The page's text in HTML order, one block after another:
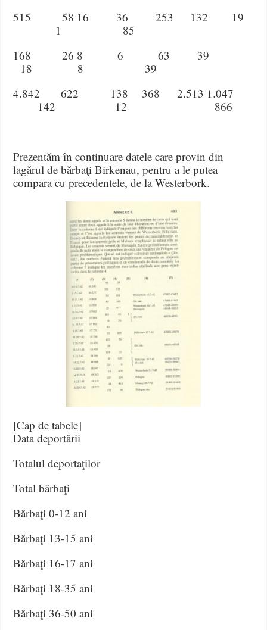
515 58 16 36 253 132 19
1 85
168 26 8 6 63 39
18 8 39
4.842 622 138 368 2.513 1.047
142 12 866
Prezentăm în continuare datele care provin din
lagărul de bărbaţi Birkenau, pentru a le putea
compara cu precedentele, de la Westerbork.
[Cap de tabele]
Data deportării
Totalul deportaţilor
Total bărbaţi
Bărbaţi 0-12 ani
Bărbaţi 13-15 ani
Bărbaţi 16-17 ani
Bărbaţi 18-35 ani
Bărbaţi 36-50 ani